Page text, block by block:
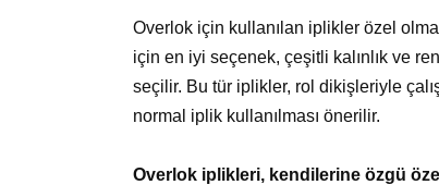
Overlok için kullanılan iplikler özel
için en iyi seçenek, çeşitli kalınlık ve
seçilir. Bu tür iplikler, rol dikişleriyle
normal iplik kullanılması önerilir.
Overlok iplikleri, kendilerine özgü